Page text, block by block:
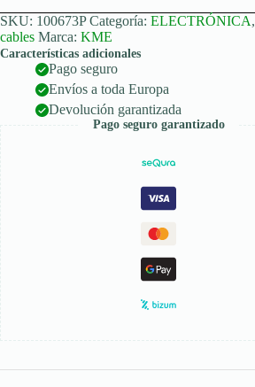
SKU: 100673P Categoría: ELECTRÓNICA,
cables Marca: KME
Características adicionales
Pago seguro
Envíos a toda Europa
Devolución garantizada
Pago seguro garantizado